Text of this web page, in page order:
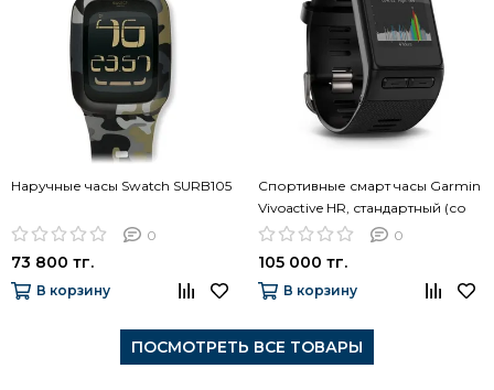
Наручные часы Swatch SURB105
0
73 800 тг.
В корзину
Спортивные смарт часы Garmin
Vivoactive HR, стандартный (со
встроенным датчиком) 010-
0
105 000 тг.
В корзину
ПОСМОТРЕТЬ ВСЕ ТОВАРЫ